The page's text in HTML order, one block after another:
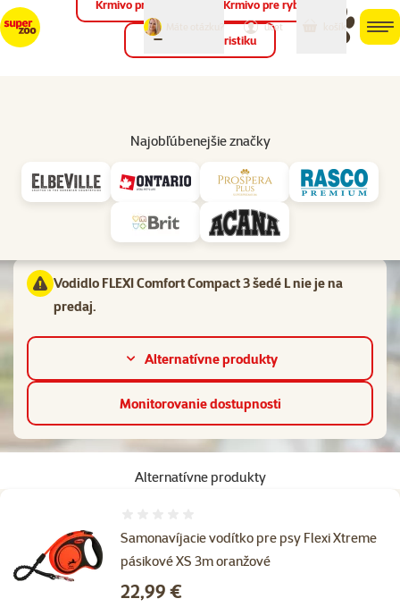
môj
účet
Krmivo pre vtáky Krmivo pre ryby
Krmivo pre teraristiku
Najobľúbenejšie značky
Vodidlo FLEXI Comfort Compact 3 šedé L
Hodnotenie 0%
Materiál:Plast
Vodidlo FLEXI Comfort Compact 3 šedé L nie je na
predaj.
Alternatívne produkty
Monitorovanie dostupnosti
Alternatívne produkty
Samonavíjacie vodítko pre psy Flexi Xtreme
pásikové XS 3m oranžové
Cena
22,99 €